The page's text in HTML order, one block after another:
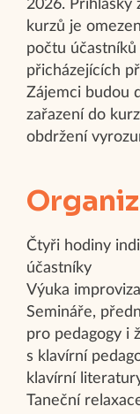
2026. Přihlášky
kurzů je
počtu
přicházejících
Zájemci budou
zařazení do
obdržení
Čtyři hodiny
účastníky
Výuka
Semináře,
pro pedagogy i
s klavírní
klavírní
Taneční